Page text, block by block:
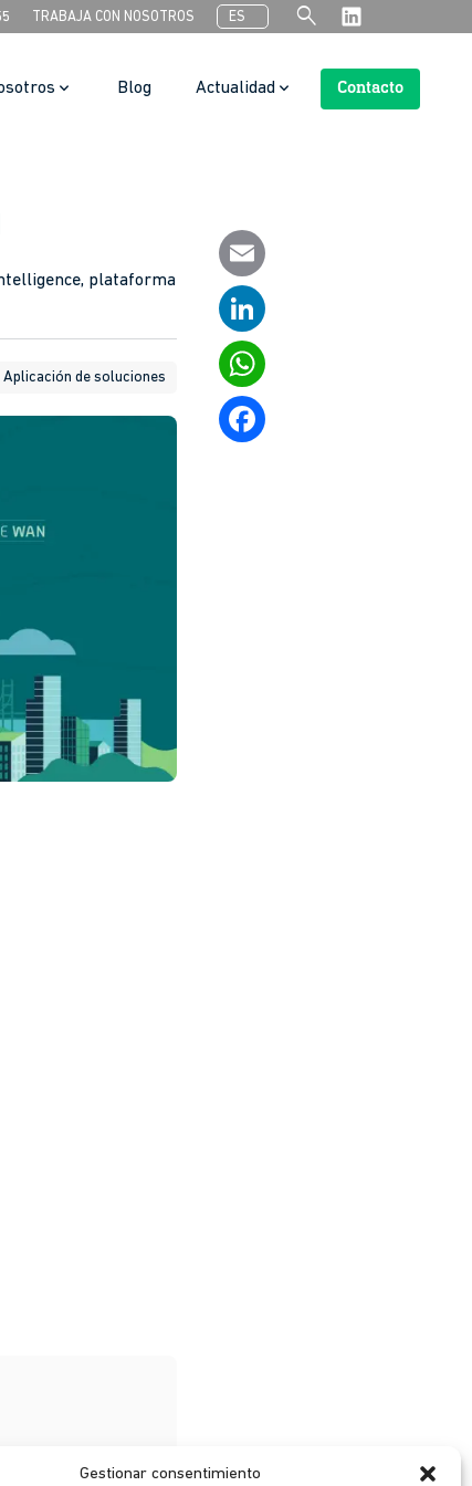
Gestionar consentimiento
TRABAJA CON NOSOTROS ES search
Blog Actualidad Contacto
plataforma
Email
LinkedIn
WhatsApp
Aplicación de soluciones